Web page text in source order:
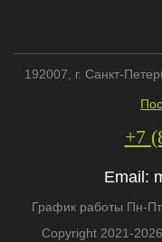
192007 , г. Санкт-
+7
Email:
График работы Пн-
Copyright 2021-